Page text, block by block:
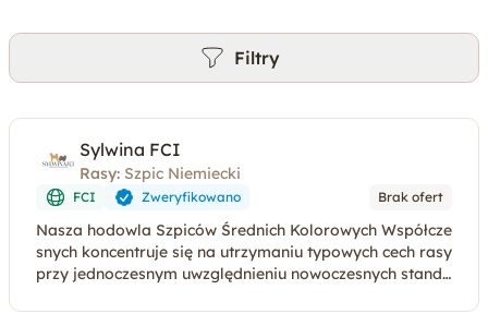
Filtry
Sylwina FCI
Rasy: Szpic Niemiecki
FCI Zweryfikowano Brak ofert
Nasza hodowla Szpiców Średnich Kolorowych Współcze
snych koncentruje się na utrzymaniu typowych cech rasy
przy jednoczesnym uwzględnieniu nowoczesnych standa